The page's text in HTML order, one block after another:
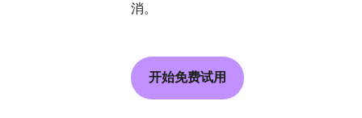
消。
开始免费试用